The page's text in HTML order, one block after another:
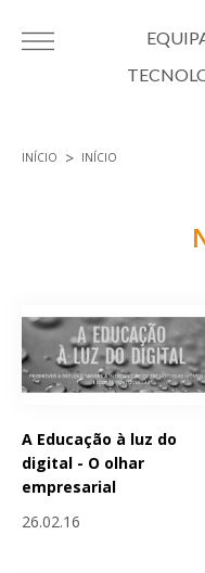
INÍCIO INÍCIO
A Educação à luz do
digital - O olhar
empresarial
26.02.16
Páginas